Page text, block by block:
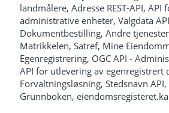
landmålere, Adresse REST-API,
administrative enheter, Valgdata
Dokumentbestilling, Andre
Matrikkelen, Satref, Mine
Egenregistrering, OGC API -
API for utlevering av egenregistrert
Forvaltningsløsning, Stedsnavn API,
Grunnboken,